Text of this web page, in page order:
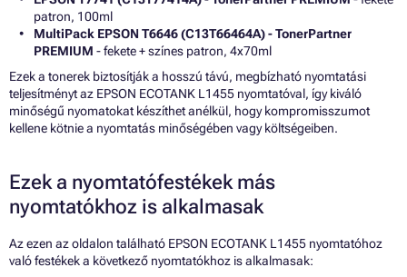
patron, 100ml
MultiPack EPSON T6646 (C13T66464A) - TonerPartner
PREMIUM - fekete + színes patron, 4x70ml
Ezek a tonerek biztosítják a hosszú távú, megbízható nyomtatási
teljesítményt az EPSON ECOTANK L1455 nyomtatóval, így kiváló
minőségű nyomatokat készíthet anélkül, hogy kompromisszumot
kellene kötnie a nyomtatás minőségében vagy költségeiben.
Ezek a nyomtatófestékek más
nyomtatókhoz is alkalmasak
Az ezen az oldalon található EPSON ECOTANK L1455 nyomtatóhoz
való festékek a következő nyomtatókhoz is alkalmasak: